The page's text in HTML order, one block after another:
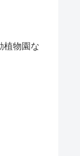
植物園な